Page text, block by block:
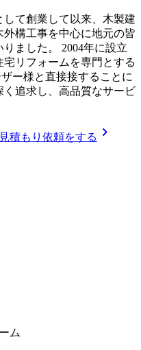
て創業して以来、木製建
構工事を中心に地元の皆
ました。 2004年に設立
リフォームを専門とする
ー様と直接接することに
追求し、高品質なサービ
積もり依頼をする chevron_right
ム